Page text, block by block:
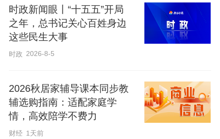
时政新闻眼丨“十五五”开局
之年，总书记关心百姓身边
这些民生大事
时政 2026-8-5
2026秋居家辅导课本同步教
辅选购指南：适配家庭学
情，高效陪学不费力
财经 1天前